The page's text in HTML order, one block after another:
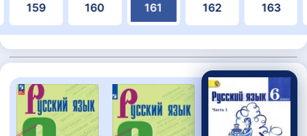
159 160 161 162 163